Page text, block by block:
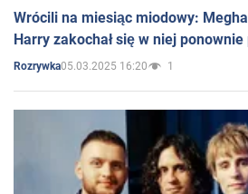
Wrócili na miesiąc miodowy:
Harry zakochał się w niej
Rozrywka05.03.2025 16:20 1